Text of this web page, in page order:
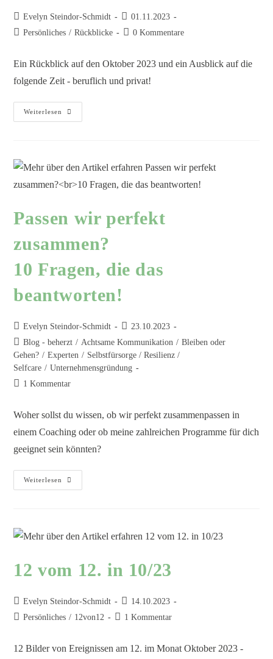
Evelyn Steindor-Schmidt
01.11.2023
Persönliches / Rückblicke 0 Kommentare
Ein Rückblick auf den Oktober 2023 und ein Ausblick auf die
folgende Zeit - beruflich und privat!
Weiterlesen
Passen wir perfekt
zusammen?
10 Fragen, die das
beantworten!
Evelyn Steindor-Schmidt
23.10.2023
Blog - beherzt / Achtsame Kommunikation / Bleiben oder
Gehen? / Experten / Selbstfürsorge / Resilienz /
Selfcare / Unternehmensgründung
1 Kommentar
Woher sollst du wissen, ob wir perfekt zusammenpassen in
einem Coaching oder ob meine zahlreichen Programme für dich
geeignet sein könnten?
Weiterlesen
12 vom 12. in 10/23
Evelyn Steindor-Schmidt
14.10.2023
Persönliches / 12von12 1 Kommentar
12 Bilder von Ereignissen am 12. im Monat Oktober 2023 -